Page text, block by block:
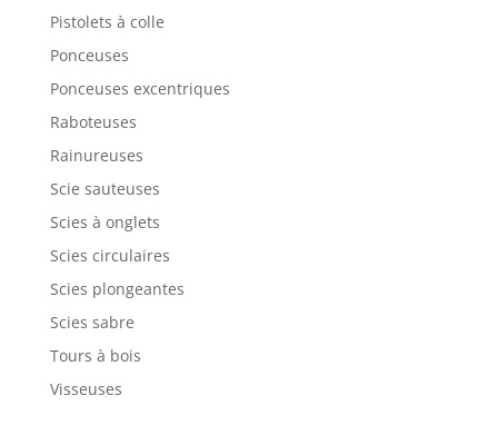
Pistolets à colle
Ponceuses
Ponceuses excentriques
Raboteuses
Rainureuses
Scie sauteuses
Scies à onglets
Scies circulaires
Scies plongeantes
Scies sabre
Tours à bois
Visseuses